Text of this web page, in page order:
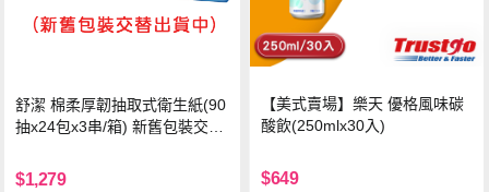
舒潔 棉柔厚韌抽取式衛生紙(90
抽x24包x3串/箱) 新舊包裝交替
$1,279
【美式賣場】樂天 優格風味碳
酸飲(250mlx30入)
$649